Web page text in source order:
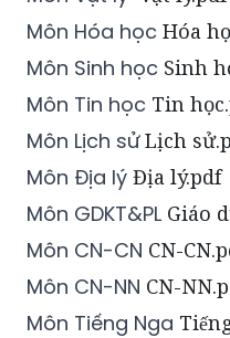
Môn Hóa học Hóa
Môn Sinh học Sinh
Môn Tin học Tin
Môn Lịch sửLịch
Môn Địa lý Địa lý.pdf
Môn GDKT&PL Giáo
Môn CN-CN CN-
Môn CN-NN CN-
Môn Tiếng Nga